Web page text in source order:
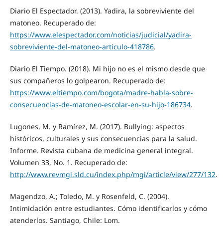
Diario El Espectador. (2013). Yadira, la sobreviviente del
matoneo. Recuperado de:
https://www.elespectador.com/noticias/judicial/yadira-
sobreviviente-del-matoneo-articulo-418786.
Diario El Tiempo. (2018). Mi hijo no es el mismo desde que
sus compañeros lo golpearon. Recuperado de:
https://www.eltiempo.com/bogota/madre-habla-sobre-
consecuencias-de-matoneo-escolar-en-su-hijo-186734.
Lugones, M. y Ramírez, M. (2017). Bullying: aspectos
históricos, culturales y sus consecuencias para la salud.
Informe. Revista cubana de medicina general integral.
Volumen 33, No. 1. Recuperado de:
http://www.revmgi.sld.cu/index.php/mgi/article/view/277/132.
Magendzo, A.; Toledo, M. y Rosenfeld, C. (2004).
Intimidación entre estudiantes. Cómo identificarlos y cómo
atenderlos. Santiago, Chile: Lom.